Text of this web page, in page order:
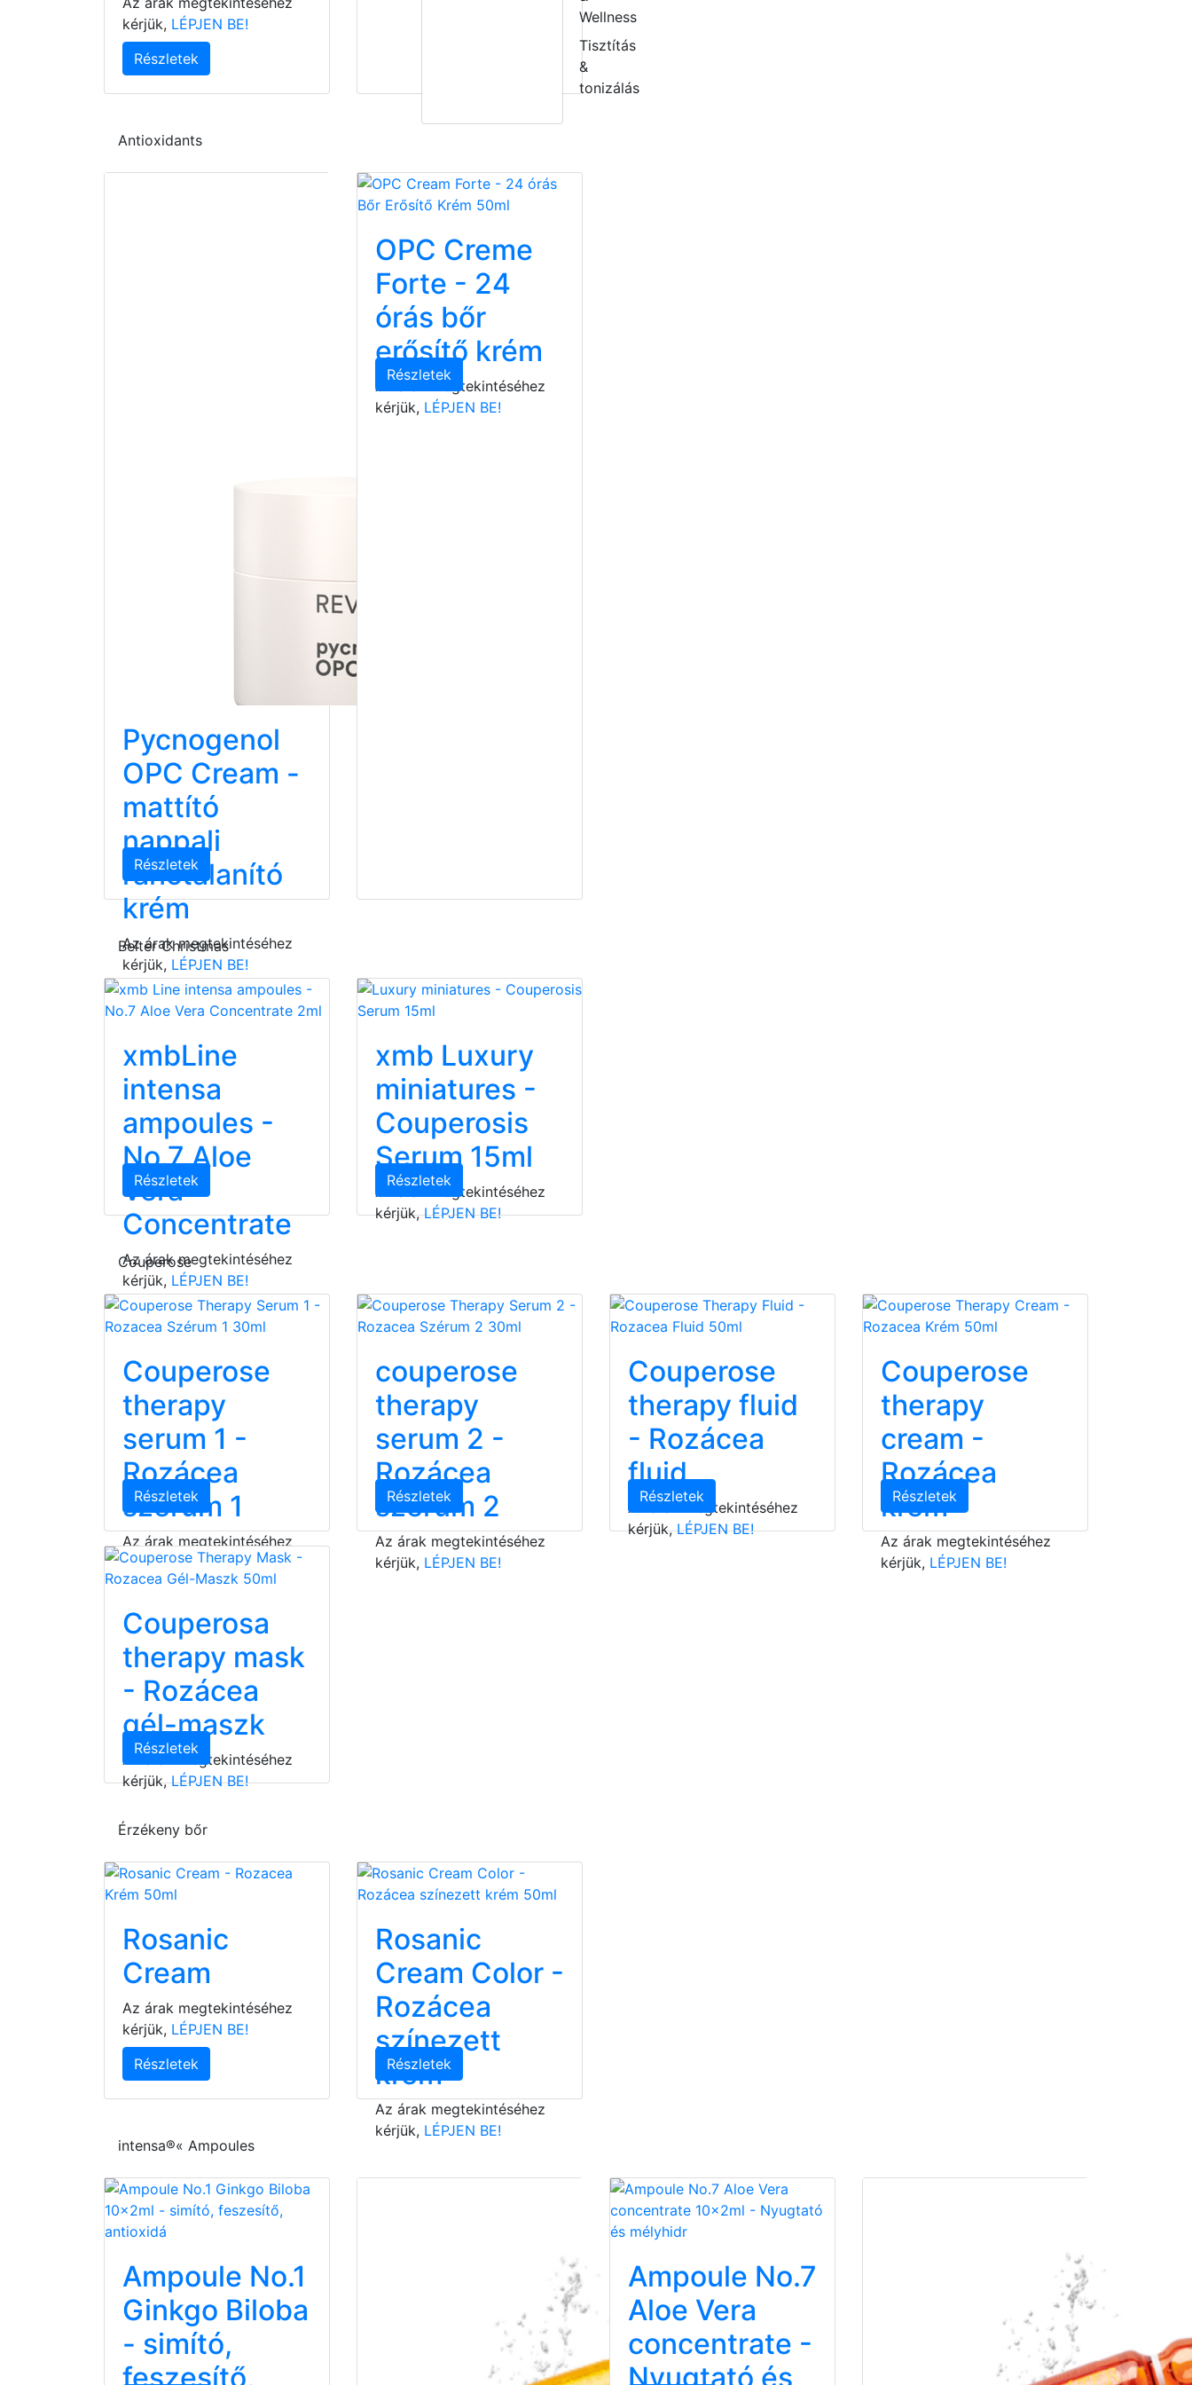
Wellness
Tisztítás
&
tonizálás
kérjük, LÉPJEN BE!
Részletek
Antioxidants
Pycnogenol
OPC Cream -
mattító
nappali
ránctalanító
krém
Az árak megtekintéséhez
kérjük, LÉPJEN BE!
Részletek
OPC Creme
Forte - 24
órás bőr
erősítő krém
Az árak megtekintéséhez
kérjük, LÉPJEN BE!
Részletek
Belter Christmas
xmbLine
intensa
ampoules -
No.7 Aloe
Vera
Concentrate
Az árak megtekintéséhez
kérjük, LÉPJEN BE!
Részletek
xmb Luxury
miniatures -
Couperosis
Serum 15ml
Az árak megtekintéséhez
kérjük,LÉPJEN BE!
Részletek
Couperose
Couperose
therapy
serum 1 -
Rozácea
szérum 1
Az árak megtekintéséhez
kérjük,LÉPJEN BE!
Részletek
couperose
therapy
serum 2 -
Rozácea
szérum 2
Az árak megtekintéséhez
kérjük, LÉPJEN BE!
Részletek
Couperose
therapy fluid
- Rozácea
fluid
Az árak megtekintéséhez
kérjük,LÉPJEN BE!
Részletek
Couperose
therapy
cream -
Rozácea
krém
Az árak megtekintéséhez
kérjük, LÉPJEN BE!
Részletek
Couperosa
therapy mask
- Rozácea
gél-maszk
Az árak megtekintéséhez
kérjük,LÉPJEN BE!
Részletek
Érzékeny bőr
Rosanic
Cream
Az árak megtekintéséhez
kérjük, LÉPJEN BE!
Részletek
Rosanic
Cream Color -
Rozácea
színezett
krém
Az árak megtekintéséhez
kérjük, LÉPJEN BE!
Részletek
intensa®« Ampoules
Ampoule No.1
Ginkgo Biloba
- simító,
feszesítő,
Ampoule No.7
Aloe Vera
concentrate -
Nyugtató és